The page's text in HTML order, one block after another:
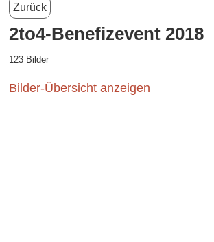
Zurück
2to4-Benefizevent 2018
123 Bilder
Bilder-Übersicht anzeigen